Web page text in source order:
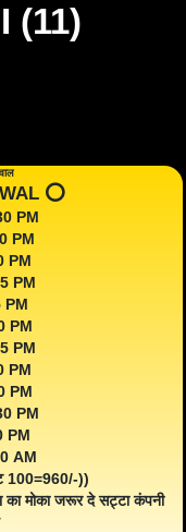
(11)
⭕️
PM
PM
PM
PM
PM
PM
PM
PM
PM
PM
PM
AM
100=960/-))
का मोका जरूर दे सट्टा कंपनी